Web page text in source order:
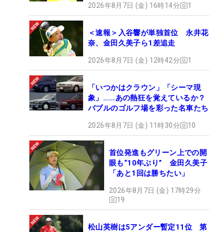
2026年8月7日 (金) 16時14分 1
＜速報＞入谷響が単独首位 永井花
奈、金田久美子ら1差追走
2026年8月7日 (金) 12時42分 1
「いつかはクラウン」「シーマ現
象」……あの熱狂を覚えているか？
バブルのゴルフ場を彩った名車たち
2026年8月7日 (金) 11時30分 10
首位発進もグリーン上での開
眼も“10年ぶり” 金田久美子
「あと1回は勝ちたい」
2026年8月7日 (金) 17時29分
19
松山英樹は5アンダー暫定11位 第